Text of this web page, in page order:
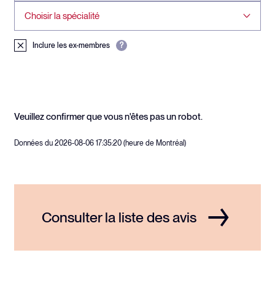
Inclure les ex-membres ?
Veuillez confirmer que vous n'êtes pas un robot.
Données du 2026-08-06 17:35:20 (heure de Montréal)
Consulter la liste des avis